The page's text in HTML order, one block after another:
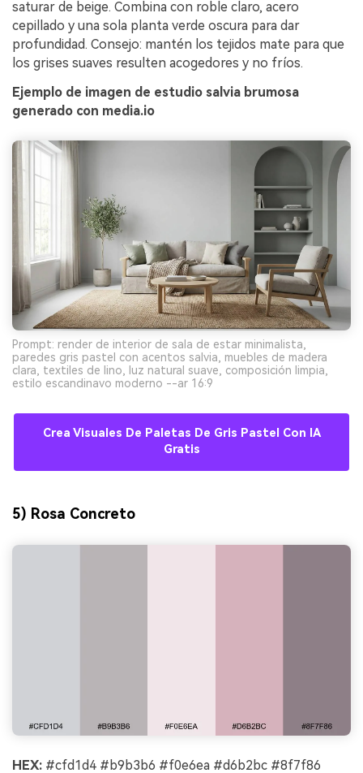
saturar de beige. Combina con roble claro, acero
cepillado y una sola planta verde oscura para dar
profundidad. Consejo: mantén los tejidos mate para que
los grises suaves resulten acogedores y no fríos.
Ejemplo de imagen de estudio salvia brumosa
generado con media.io
Prompt: render de interior de sala de estar minimalista,
paredes gris pastel con acentos salvia, muebles de madera
clara, textiles de lino, luz natural suave, composición limpia,
estilo escandinavo moderno --ar 16:9
Crea Visuales De Paletas De Gris Pastel Con IA
Gratis
5) Rosa Concreto
HEX: #cfd1d4 #b9b3b6 #f0e6ea #d6b2bc #8f7f86